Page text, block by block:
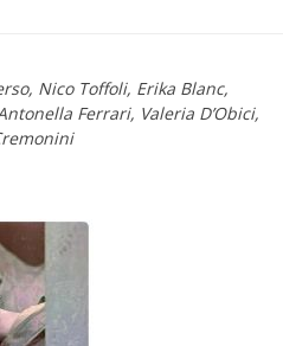
Nico Toffoli, Erika Blanc,
Ferrari, Valeria D’Obici,